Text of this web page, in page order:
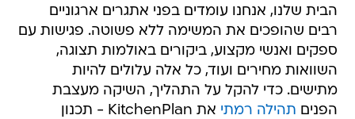
הבית שלנו, אנחנו עומדים בפני אתגרים ארגוניים
רבים שהופכים את המשימה ללא פשוטה. פגישות עם
ספקים ואנשי מקצוע, ביקורים באולמות תצוגה,
השוואות מחירים ועוד, כל אלה עלולים להיות
מתישים. כדי להקל על התהליך, השיקה מעצבת
הפנים תהילה רמתי
את KitchenPlan - תכנון